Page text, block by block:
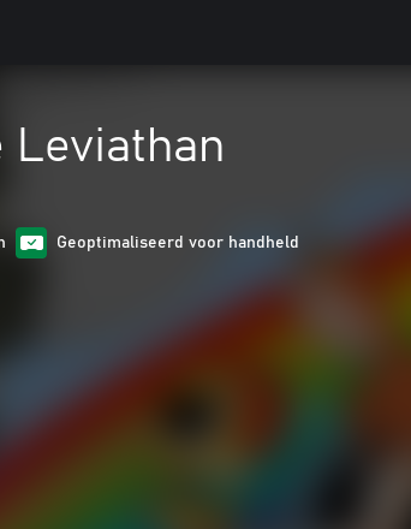
Leviathan
Geoptimaliseerd voor handheld